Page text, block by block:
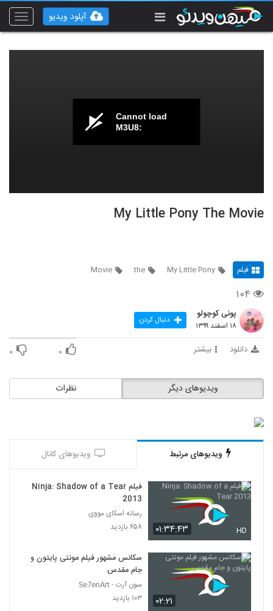
Toggle
آپلود ویدیو
Cannot load
M3U8:
My Little Pony The Movie
فیلم My Little Pony
the
Movie
۱۰۴
پونی کوچولو
۱۸ اسفند ۱۳۹۹ دنبال کردن
دانلود بیشتر ۰ ۰
نظرات ویدیوهای دیگر
ویدیوهای مرتبط ویدیوهای کانال
۰۱:۳۴:۴۳ HD
فیلم Ninja: Shadow of a Tear
2013
رسانه اسکای مووی
۶۵۸ بازدید
۰۲:۲۱
سکانس مشهور فیلم مونتی پایتون و
جام مقدس
سون آرت - Se7enArt
۱۰۳ بازدید